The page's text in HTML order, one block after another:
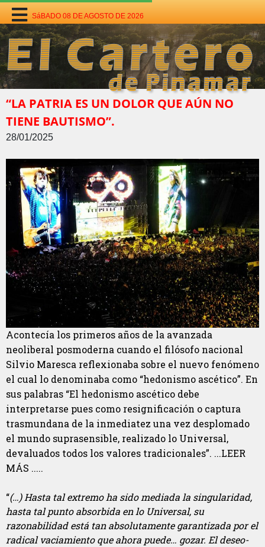
SáBADO 08 DE AGOSTO DE 2026
“LA PATRIA ES UN DOLOR QUE AÚN NO
TIENE BAUTISMO”.
28/01/2025
Acontecía los primeros años de la avanzada
neoliberal posmoderna cuando el filósofo nacional
Silvio Maresca reflexionaba sobre el nuevo fenómeno
el cual lo denominaba como “hedonismo ascético”. En
sus palabras “El hedonismo ascético debe
interpretarse pues como resignificación o captura
trasmundana de la inmediatez una vez desplomado
el mundo suprasensible, realizado lo Universal,
devaluados todos los valores tradicionales”. ...LEER
MÁS .....
“(…) Hasta tal extremo ha sido mediada la singularidad,
hasta tal punto absorbida en lo Universal, su
razonabilidad está tan absolutamente garantizada por el
radical vaciamiento que ahora puede… gozar. El deseo-